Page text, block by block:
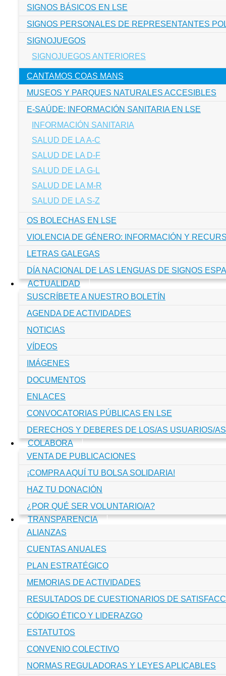
SIGNOS BÁSICOS EN LSE
SIGNOS PERSONALES DE REPRESENTANTES
SIGNOJUEGOS
SIGNOJUEGOS ANTERIORES
CANTAMOS COAS MANS
MUSEOS Y PARQUES NATURALES ACCESIBLES
E-SAÚDE: INFORMACIÓN SANITARIA EN LSE
INFORMACIÓN SANITARIA
SALUD DE LA A-C
SALUD DE LA D-F
SALUD DE LA G-L
SALUD DE LA M-R
SALUD DE LA S-Z
OS BOLECHAS EN LSE
VIOLENCIA DE GÉNERO: INFORMACIÓN Y
LETRAS GALEGAS
DÍA NACIONAL DE LAS LENGUAS DE SIGNOS
ACTUALIDAD
SUSCRÍBETE A NUESTRO BOLETÍN
AGENDA DE ACTIVIDADES
NOTICIAS
VÍDEOS
IMÁGENES
DOCUMENTOS
ENLACES
CONVOCATORIAS PÚBLICAS EN LSE
DERECHOS Y DEBERES DE LOS/AS USUARIOS/
COLABORA
VENTA DE PUBLICACIONES
¡COMPRA AQUÍ TU BOLSA SOLIDARIA!
HAZ TU DONACIÓN
¿POR QUÉ SER VOLUNTARIO/A?
TRANSPARENCIA
ALIANZAS
CUENTAS ANUALES
PLAN ESTRATÉGICO
MEMORIAS DE ACTIVIDADES
RESULTADOS DE CUESTIONARIOS DE
CÓDIGO ÉTICO Y LIDERAZGO
ESTATUTOS
CONVENIO COLECTIVO
NORMAS REGULADORAS Y LEYES APLICABLES